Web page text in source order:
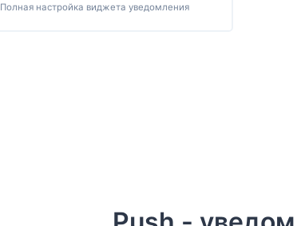
Полная настройка виджета уведомления